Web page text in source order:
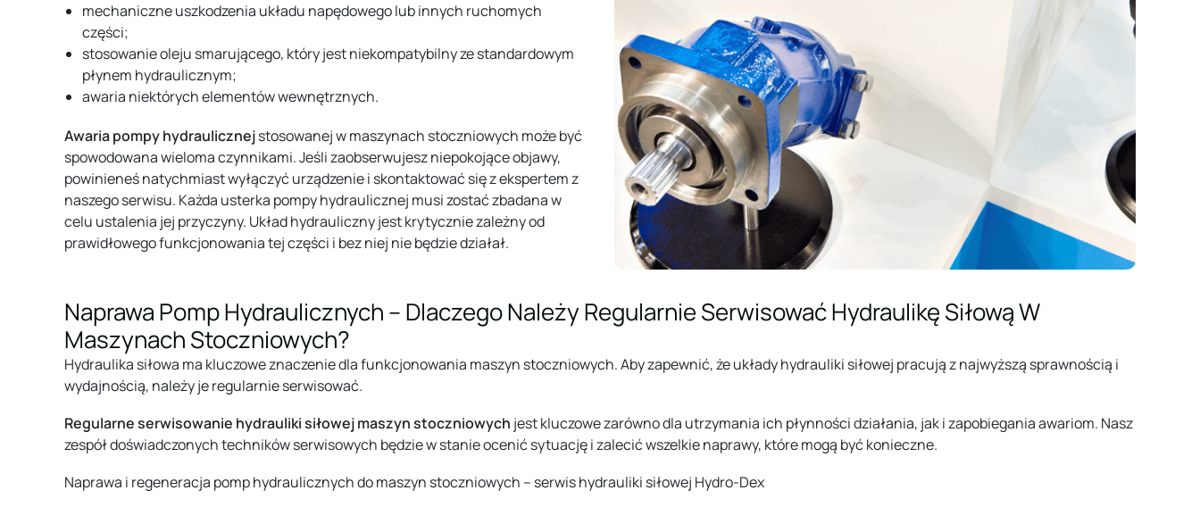
mechaniczne uszkodzenia układu napędowego lub innych ruchomych
części;
stosowanie oleju smarującego, który jest niekompatybilny ze standardowym
płynem hydraulicznym;
awaria niektórych elementów wewnętrznych.
Awaria pompy hydraulicznejstosowanej w maszynach stoczniowych może być
spowodowana wieloma czynnikami. Jeśli zaobserwujesz niepokojące objawy,
powinieneś natychmiast wyłączyć urządzenie i skontaktować się z ekspertem z
naszego serwisu. Każda usterka pompy hydraulicznej musi zostać zbadana w
celu ustalenia jej przyczyny. Układ hydrauliczny jest krytycznie zależny od
prawidłowego funkcjonowania tej części i bez niej nie będzie działał.
Naprawa Pomp Hydraulicznych – Dlaczego Należy Regularnie Serwisować Hydraulikę Siłową W
Maszynach Stoczniowych?
Hydraulika siłowa ma kluczowe znaczenie dla funkcjonowania maszyn stoczniowych. Aby zapewnić, że układy hydrauliki siłowej pracują z najwyższą sprawnością i
wydajnością, należy je regularnie serwisować.
Regularne serwisowanie hydrauliki siłowej maszyn stoczniowych jest kluczowe zarówno dla utrzymania ich płynności działania, jak i zapobiegania awariom. Nasz
zespół doświadczonych techników serwisowych będzie w stanie ocenić sytuację i zalecić wszelkie naprawy, które mogą być konieczne.
Naprawa i regeneracja pomp hydraulicznych do maszyn stoczniowych – serwis hydrauliki siłowej Hydro-Dex